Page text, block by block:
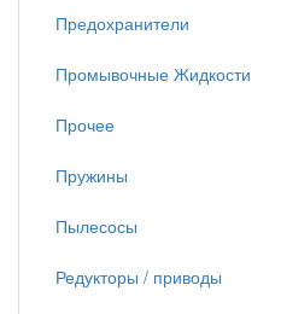
Предохранители
Промывочные Жидкости
Прочее
Пружины
Пылесосы
Редукторы / приводы